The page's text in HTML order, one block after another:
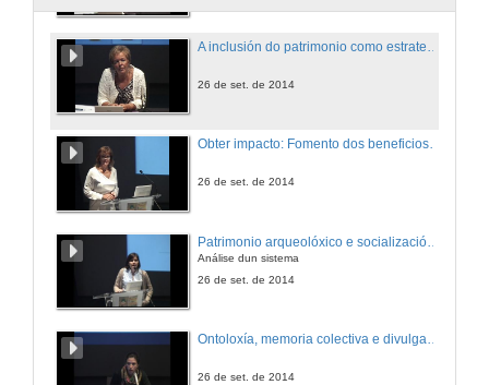
26 de set. de 2014
Obter impacto: Fomento dos beneficios educativos, económicos e sociais da arqueoloxía e o patrimonio
26 de set. de 2014
Análise dun sistema
26 de set. de 2014
Ontoloxía, memoria colectiva e divulgación da arqueoloxía en comunidades rurais do Norte Chico, IV Rexión, Chile
26 de set. de 2014